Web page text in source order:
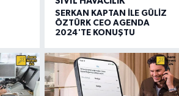
SERKAN KAPTAN İLE GÜLİZ
ÖZTÜRK CEO AGENDA
2024'TE KONUŞTU